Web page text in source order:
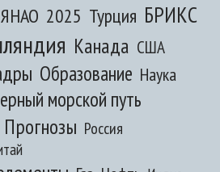
ЯНАО 2025 Турция БРИКС
Канада США
Образование Наука
морской путь
Прогнозы Россия